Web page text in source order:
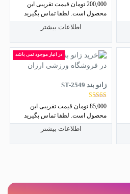
200,000 تومان قیمت تقریبی این
محصول است. لطفا تماس بگیرید
اطلاعات بیشتر
در انبار موجود نمی باشد
زانو بند ST-2549
نمره
4.50
از 5
85,000 تومان قیمت تقریبی این
محصول است. لطفا تماس بگیرید
اطلاعات بیشتر